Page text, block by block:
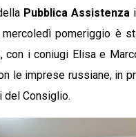
Pubblica Assistenza
pomeriggio è
con i coniugi Elisa e
le imprese russiane, in
del Consiglio.